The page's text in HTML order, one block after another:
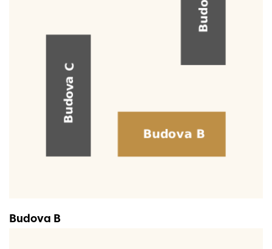
Budova B